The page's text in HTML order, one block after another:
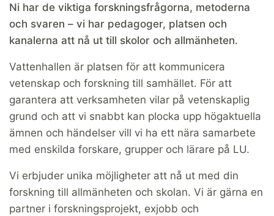
Ni har de viktiga forskningsfrågorna, metoderna
och svaren – vi har pedagoger, platsen och
kanalerna att nå ut till skolor och allmänheten.
Vattenhallen är platsen för att kommunicera
vetenskap och forskning till samhället. För att
garantera att verksamheten vilar på vetenskaplig
grund och att vi snabbt kan plocka upp högaktuella
ämnen och händelser vill vi ha ett nära samarbete
med enskilda forskare, grupper och lärare på LU.
Vi erbjuder unika möjligheter att nå ut med din
forskning till allmänheten och skolan. Vi är gärna en
partner i forskningsprojekt, exjobb och